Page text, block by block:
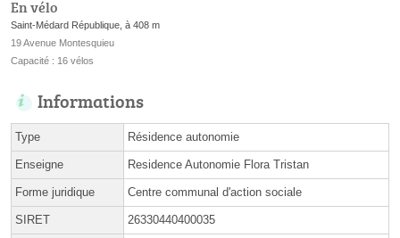
En vélo
Saint-Médard République, à 408 m
19 Avenue Montesquieu
Capacité : 16 vélos
Informations
Type Résidence autonomie
Enseigne Residence Autonomie Flora Tristan
Forme juridique Centre communal d'action sociale
SIRET 26330440400035